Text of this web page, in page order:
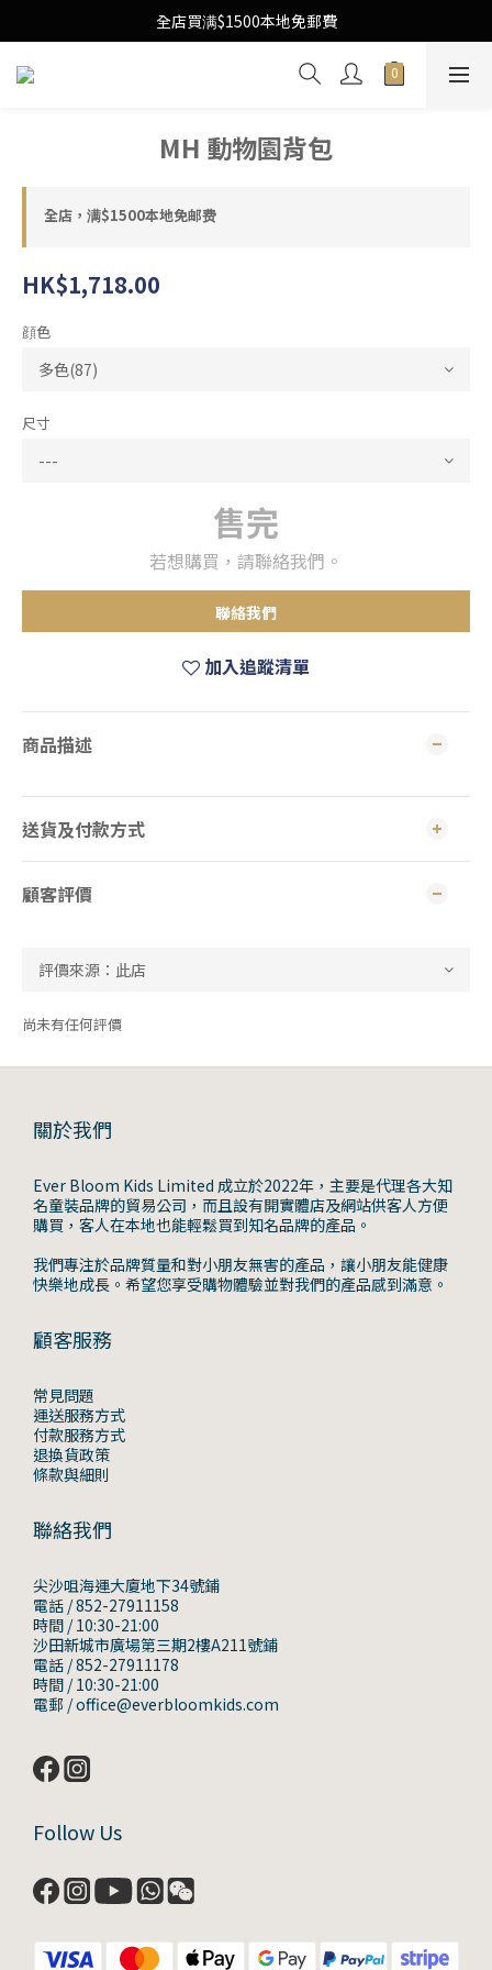
Free Local Shipping Upon $1500 purchase
全店買满$1500本地免郵費
Free Local Shipping Upon $1500 purchase
MH 動物園背包
全店，满$1500本地免邮费
HK$1,718.00
顔色
尺寸
售完
若想購買，請聯絡我們。
聯絡我們
加入追蹤清單
商品描述
送貨及付款方式
顧客評價
尚未有任何評價
關於我們
Ever Bloom Kids Limited 成立於2022年，主要是代理各大知
名童裝品牌的貿易公司，而且設有開實體店及網站供客人方便
購買，客人在本地也能輕鬆買到知名品牌的產品。
我們專注於品牌質量和對小朋友無害的產品，讓小朋友能健康
快樂地成長。希望您享受購物體驗並對我們的產品感到滿意。
顧客服務
常見問題
運送服務方式
付款服務方式
退換貨政策
條款與細則
聯絡我們
尖沙咀海運大廈地下34號鋪
電話 / 852-27911158
時間 / 10:30-21:00
沙田新城市廣場第三期2樓A211號鋪
電話 / 852-27911178
時間 / 10:30-21:00
電郵 / office@everbloomkids.com
Follow Us